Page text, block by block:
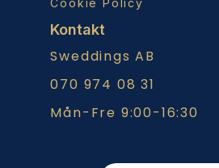
Kontakt
Sweddings AB
070 974 08 31
Mån-Fre 9:00-16:30